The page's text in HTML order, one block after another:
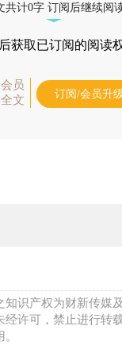
共计0字 订阅后继续阅
后获取已订阅的阅读
员
文
订阅/会员升
知识产权为财新传媒
经许可，禁止进行转